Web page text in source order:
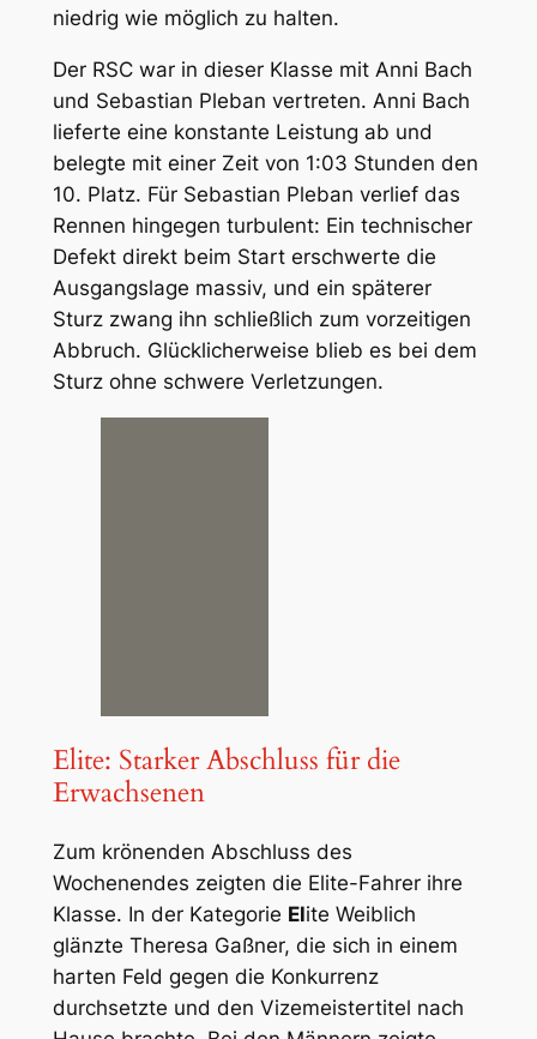
niedrig wie möglich zu halten.
Der RSC war in dieser Klasse mit Anni Bach
und Sebastian Pleban vertreten. Anni Bach
lieferte eine konstante Leistung ab und
belegte mit einer Zeit von 1:03 Stunden den
10. Platz. Für Sebastian Pleban verlief das
Rennen hingegen turbulent: Ein technischer
Defekt direkt beim Start erschwerte die
Ausgangslage massiv, und ein späterer
Sturz zwang ihn schließlich zum vorzeitigen
Abbruch. Glücklicherweise blieb es bei dem
Sturz ohne schwere Verletzungen.
Elite: Starker Abschluss für die
Erwachsenen
Zum krönenden Abschluss des
Wochenendes zeigten die Elite-Fahrer ihre
Klasse. In der Kategorie Elite Weiblich
glänzte Theresa Gaßner, die sich in einem
harten Feld gegen die Konkurrenz
durchsetzte und den Vizemeistertitel nach